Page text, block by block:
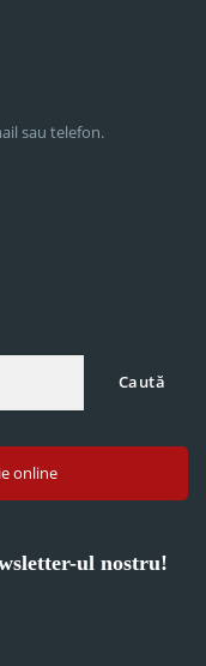
sau telefon.
Caută
online
ul nostru!